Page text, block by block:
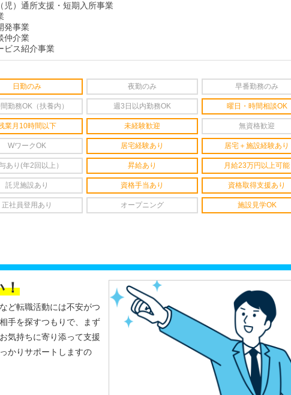
児）通所支援・短期入所事業
発事業
仲介業
ビス紹介事業
日勤のみ 夜勤のみ 早番勤務のみ
勤務OK（扶養内） 週3日以内勤務OK 曜日・時間相談OK
業月10時間以下 未経験歓迎 無資格歓迎
WワークOK 居宅経験あり 居宅＋施設経験あり
あり(年2回以上） 昇給あり 月給23万円以上可能
託児施設あり 資格手当あり 資格取得支援あり
正社員登用あり オープニング 施設見学OK
！
ど転職活動には不安がつ
手を探すつもりで、まず
気持ちに寄り添って支援
かりサポートしますの